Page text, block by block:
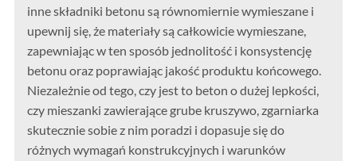
inne składniki betonu są równomiernie wymieszane i
upewnij się, że materiały są całkowicie wymieszane,
zapewniając w ten sposób jednolitość i konsystencję
betonu oraz poprawiając jakość produktu końcowego.
Niezależnie od tego, czy jest to beton o dużej lepkości,
czy mieszanki zawierające grube kruszywo, zgarniarka
skutecznie sobie z nim poradzi i dopasuje się do
różnych wymagań konstrukcyjnych i warunków